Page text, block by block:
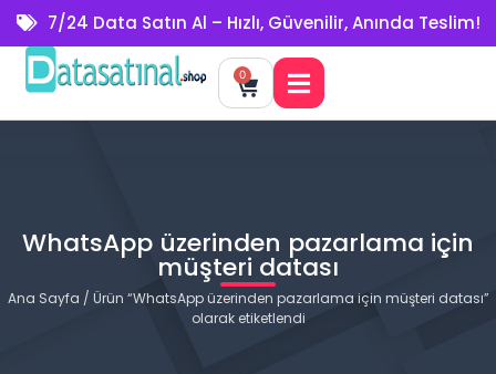
7/24 Data Satın Al – Hızlı, Güvenilir, Anında Teslim!
0
WhatsApp üzerinden pazarlama için
müşteri datası
Ana Sayfa / Ürün “WhatsApp üzerinden pazarlama için müşteri datası”
olarak etiketlendi